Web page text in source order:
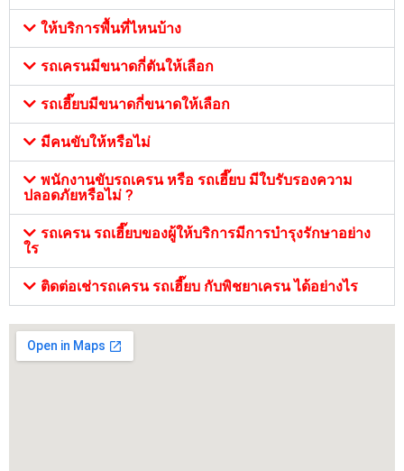
ให้บริการพื้นที่ไหนบ้าง
รถเครนมีขนาดกี่ตันให้เลือก
รถเฮี๊ยบมีขนาดกี่ขนาดให้เลือก
มีคนขับให้หรือไม่
พนักงานขับรถเครน หรือ รถเฮี๊ยบ มีใบรับรองความ
ปลอดภัยหรือไม่ ?
รถเครน รถเฮี๊ยบของผู้ให้บริการมีการบำรุงรักษาอย่าง
ใร
ติดต่อเช่ารถเครน รถเฮี๊ยบ กับพิชยาเครน ได้อย่างไร